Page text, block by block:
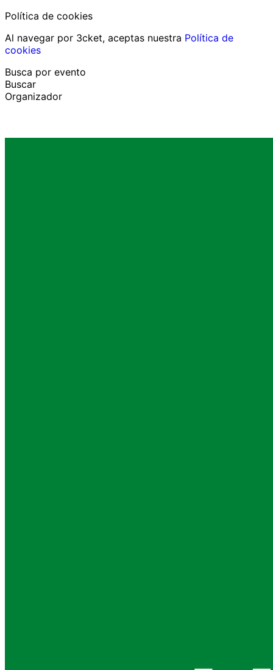
Política de cookies
Al navegar por 3cket, aceptas nuestra Política de
cookies
Busca por evento
Buscar
Organizador
Español